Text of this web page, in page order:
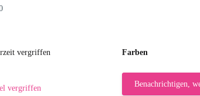
vergriffen
vergriffen
Farben
Benachrichtigen,